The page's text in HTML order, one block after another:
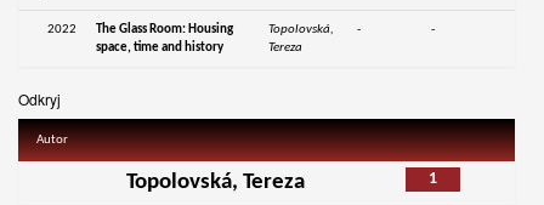
2022
The Glass Room: Housing
space, time and history
Topolovská,
Tereza
- -
Odkryj
Autor
1
Topolovská, Tereza